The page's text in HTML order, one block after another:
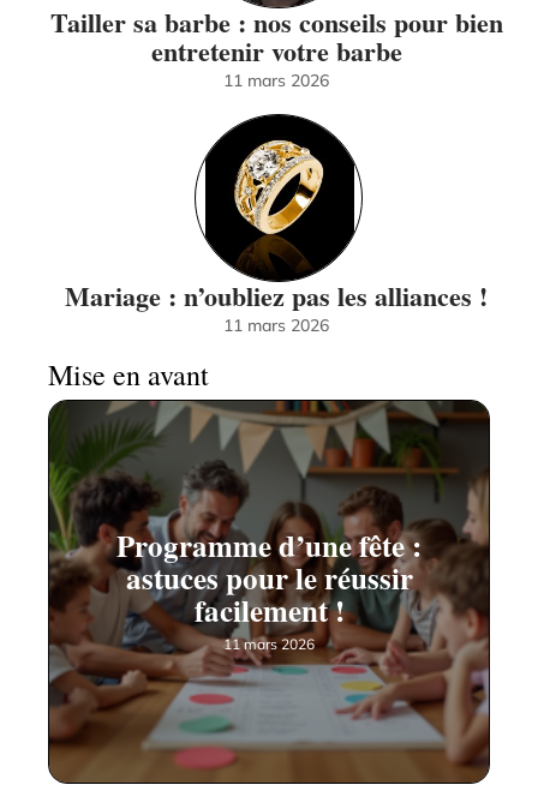
Tailler sa barbe : nos conseils pour bien
entretenir votre barbe
11 mars 2026
Mariage : n’oubliez pas les alliances !
11 mars 2026
Mise en avant
Programme d’une fête :
astuces pour le réussir
facilement !
11 mars 2026